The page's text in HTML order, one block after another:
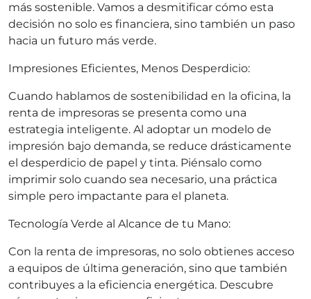
más sostenible. Vamos a desmitificar cómo esta
decisión no solo es financiera, sino también un paso
hacia un futuro más verde.
Impresiones Eficientes, Menos Desperdicio:
Cuando hablamos de sostenibilidad en la oficina, la
renta de impresoras se presenta como una
estrategia inteligente. Al adoptar un modelo de
impresión bajo demanda, se reduce drásticamente
el desperdicio de papel y tinta. Piénsalo como
imprimir solo cuando sea necesario, una práctica
simple pero impactante para el planeta.
Tecnología Verde al Alcance de tu Mano:
Con la renta de impresoras, no solo obtienes acceso
a equipos de última generación, sino que también
contribuyes a la eficiencia energética. Descubre